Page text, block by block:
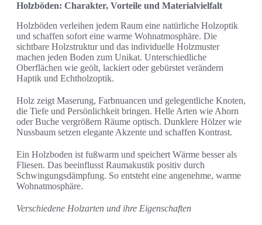
Holzböden: Charakter, Vorteile und Materialvielfalt
Holzböden verleihen jedem Raum eine natürliche Holzoptik
und schaffen sofort eine warme Wohnatmosphäre. Die
sichtbare Holzstruktur und das individuelle Holzmuster
machen jeden Boden zum Unikat. Unterschiedliche
Oberflächen wie geölt, lackiert oder gebürstet verändern
Haptik und Echtholzoptik.
Holz zeigt Maserung, Farbnuancen und gelegentliche Knoten,
die Tiefe und Persönlichkeit bringen. Helle Arten wie Ahorn
oder Buche vergrößern Räume optisch. Dunklere Hölzer wie
Nussbaum setzen elegante Akzente und schaffen Kontrast.
Ein Holzboden ist fußwarm und speichert Wärme besser als
Fliesen. Das beeinflusst Raumakustik positiv durch
Schwingungsdämpfung. So entsteht eine angenehme, warme
Wohnatmosphäre.
Verschiedene Holzarten und ihre Eigenschaften